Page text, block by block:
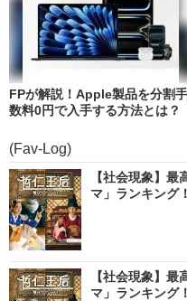
FPが解説！Apple製品を分割手
数料0円で入手する方法とは？
(Fav-Log)
【社会現象】
マ」ランキン
【社会現象】
マ」ランキン